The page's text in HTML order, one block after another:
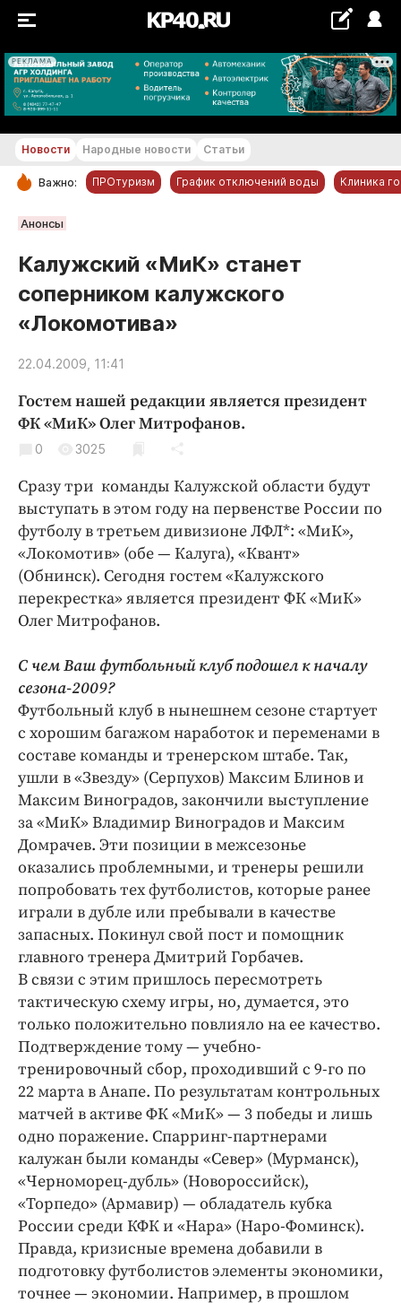
РЕКЛАМА
+21...+22 °С
РУБРИКИ
Новости компаний
Статьи
Народные новости
Авто и транспорт
Криминал
Культура
Образование
Общество
Погода
Праздники
Происшествия
Спорт
Экономика и бизнес
ПРОЕКТЫ
Блоги
Издания
Медиаперсона
Интересное чтиво
Клиника года
Бренд года
Работодатель года
Новости Народные новости Статьи
Важно: ПРОтуризм График отключений воды Клиника
Анонсы
Калужский «МиК» станет
соперником калужского
«Локомотива»
22.04.2009, 11:41
Гостем нашей редакции является президент
ФК «МиК» Олег Митрофанов.
0 3025
Сразу три команды Калужской области будут
выступать в этом году на первенстве России по
футболу в третьем дивизионе ЛФЛ*: «МиК»,
«Локомотив» (обе — Калуга), «Квант»
(Обнинск). Сегодня гостем «Калужского
перекрестка» является президент ФК «МиК»
Олег Митрофанов.
С чем Ваш футбольный клуб подошел к началу
сезона-2009?
Футбольный клуб в нынешнем сезоне стартует
с хорошим багажом наработок и переменами в
составе команды и тренерском штабе. Так,
ушли в «Звезду» (Серпухов) Максим Блинов и
Максим Виноградов, закончили выступление
за «МиК» Владимир Виноградов и Максим
Домрачев. Эти позиции в межсезонье
оказались проблемными, и тренеры решили
попробовать тех футболистов, которые ранее
играли в дубле или пребывали в качестве
запасных. Покинул свой пост и помощник
главного тренера Дмитрий Горбачев.
В связи с этим пришлось пересмотреть
тактическую схему игры, но, думается, это
только положительно повлияло на ее качество.
Подтверждение тому — учебно-
тренировочный сбор, проходивший с 9-го по
22 марта в Анапе. По результатам контрольных
матчей в активе ФК «МиК» — 3 победы и лишь
одно поражение. Спарринг-партнерами
калужан были команды «Север» (Мурманск),
«Черноморец-дубль» (Новороссийск),
«Торпедо» (Армавир) — обладатель кубка
России среди КФК и «Нара» (Наро-Фоминск).
Правда, кризисные времена добавили в
подготовку футболистов элементы экономики,
точнее — экономии. Например, в прошлом